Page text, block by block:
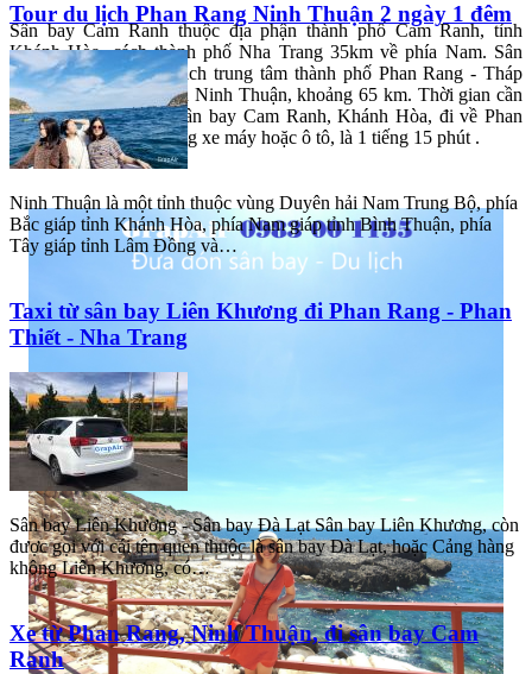
Tour du lịch Phan Rang Ninh Thuận 2 ngày 1 đêm
Ninh Thuận là một tỉnh thuộc vùng Duyên hải Nam Trung Bộ, phía
Bắc giáp tỉnh Khánh Hòa, phía Nam giáp tỉnh Bình Thuận, phía
Tây giáp tỉnh Lâm Đồng và…
Taxi từ sân bay Liên Khương đi Phan Rang - Phan
Thiết - Nha Trang
Sân bay Liên Khương - Sân bay Đà Lạt Sân bay Liên Khương, còn
được gọi với cái tên quen thuộc là sân bay Đà Lạt, hoặc Cảng hàng
không Liên Khương, có…
Xe từ Phan Rang, Ninh Thuận, đi sân bay Cam
Ranh
Sân bay Cam Ranh thuộc địa phận thành phố Cam Ranh, tỉnh
Khánh Hòa, cách thành phố Nha Trang 35km về phía Nam. Sân
bay Cam Ranh nằm cách trung tâm thành phố Phan Rang - Tháp
Chàm, thủ phủ của tỉnh Ninh Thuận, khoảng 65 km. Thời gian cần
thiết để di chuyển từ sân bay Cam Ranh, Khánh Hòa, đi về Phan
Rang, Ninh Thuận, bằng xe máy hoặc ô tô, là 1 tiếng 15 phút .